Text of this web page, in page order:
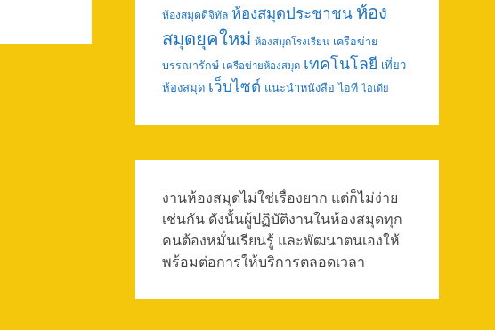
ห้องสมุดดิจิทัล ห้องสมุดประชาชน ห้อง
สมุดยุคใหม่ ห้องสมุดโรงเรียน เครือข่าย
บรรณารักษ์ เครือข่ายห้องสมุด เทคโนโลยี เที่ยว
ห้องสมุด เว็บไซต์ แนะนำหนังสือ ไอที ไอเดีย
งานห้องสมุดไม่ใช่เรื่องยาก แต่ก็ไม่ง่าย
เช่นกัน ดังนั้นผู้ปฏิบัติงานในห้องสมุดทุก
คนต้องหมั่นเรียนรู้ และพัฒนาตนเองให้
พร้อมต่อการให้บริการตลอดเวลา